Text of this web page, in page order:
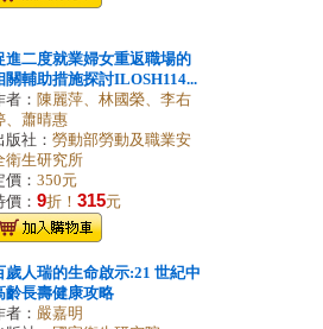
進二度就業婦女重返職場的
關輔助措施探討ILOSH114...
者： 陳麗萍、林國榮、李右
、蕭晴惠
版社： 勞動部勞動及職業安
衛生研究所
價： 350元
價： 9折！ 315元
歲人瑞的生命啟示:21 世紀中
齡長壽健康攻略
者： 嚴嘉明